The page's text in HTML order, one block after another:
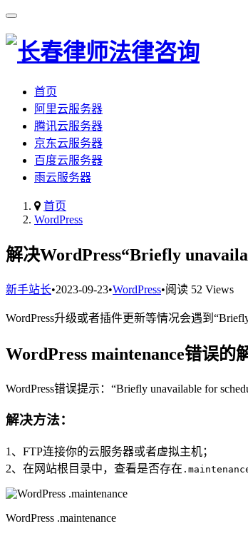
首页
阿里云服务器
腾讯云服务器
京东云服务器
百度云服务器
雨云服务器
首页
WordPress
解决WordPress“Briefly
新手站长•2023-09-23•WordPress•阅读 52 Views
WordPress升级或者插件更新等情况会遇到
WordPress maintenance错误的
WordPress错误提示：“Briefly unavailable for
解决方法：
1、FTP连接你的云服务器或者虚拟主机；
2、在网站根目录中，查看是否存在
WordPress .maintenance